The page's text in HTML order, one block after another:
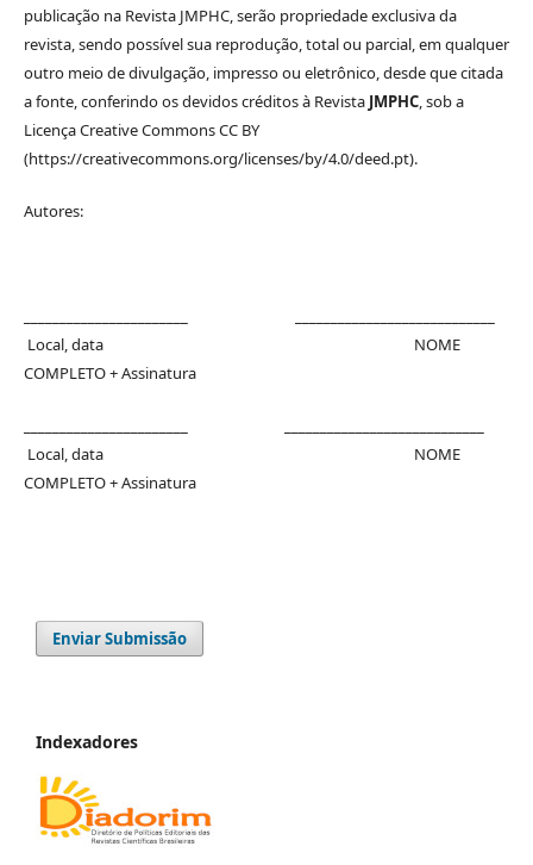
publicação na Revista JMPHC, serão propriedade exclusiva da
revista, sendo possível sua reprodução, total ou parcial, em qualquer
outro meio de divulgação, impresso ou eletrônico, desde que citada
a fonte, conferindo os devidos créditos à Revista JMPHC, sob a
Licença Creative Commons CC BY
(https://creativecommons.org/licenses/by/4.0/deed.pt).
Autores:
Local, data NOME
COMPLETO + Assinatura
Local, data NOME
COMPLETO + Assinatura
Enviar Submissão
Indexadores